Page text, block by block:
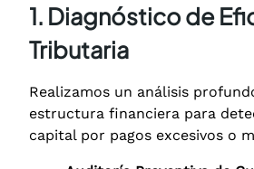
1. Diagnóstico de
Tributaria
Realizamos un análisis
estructura financiera para
capital por pagos excesivos o